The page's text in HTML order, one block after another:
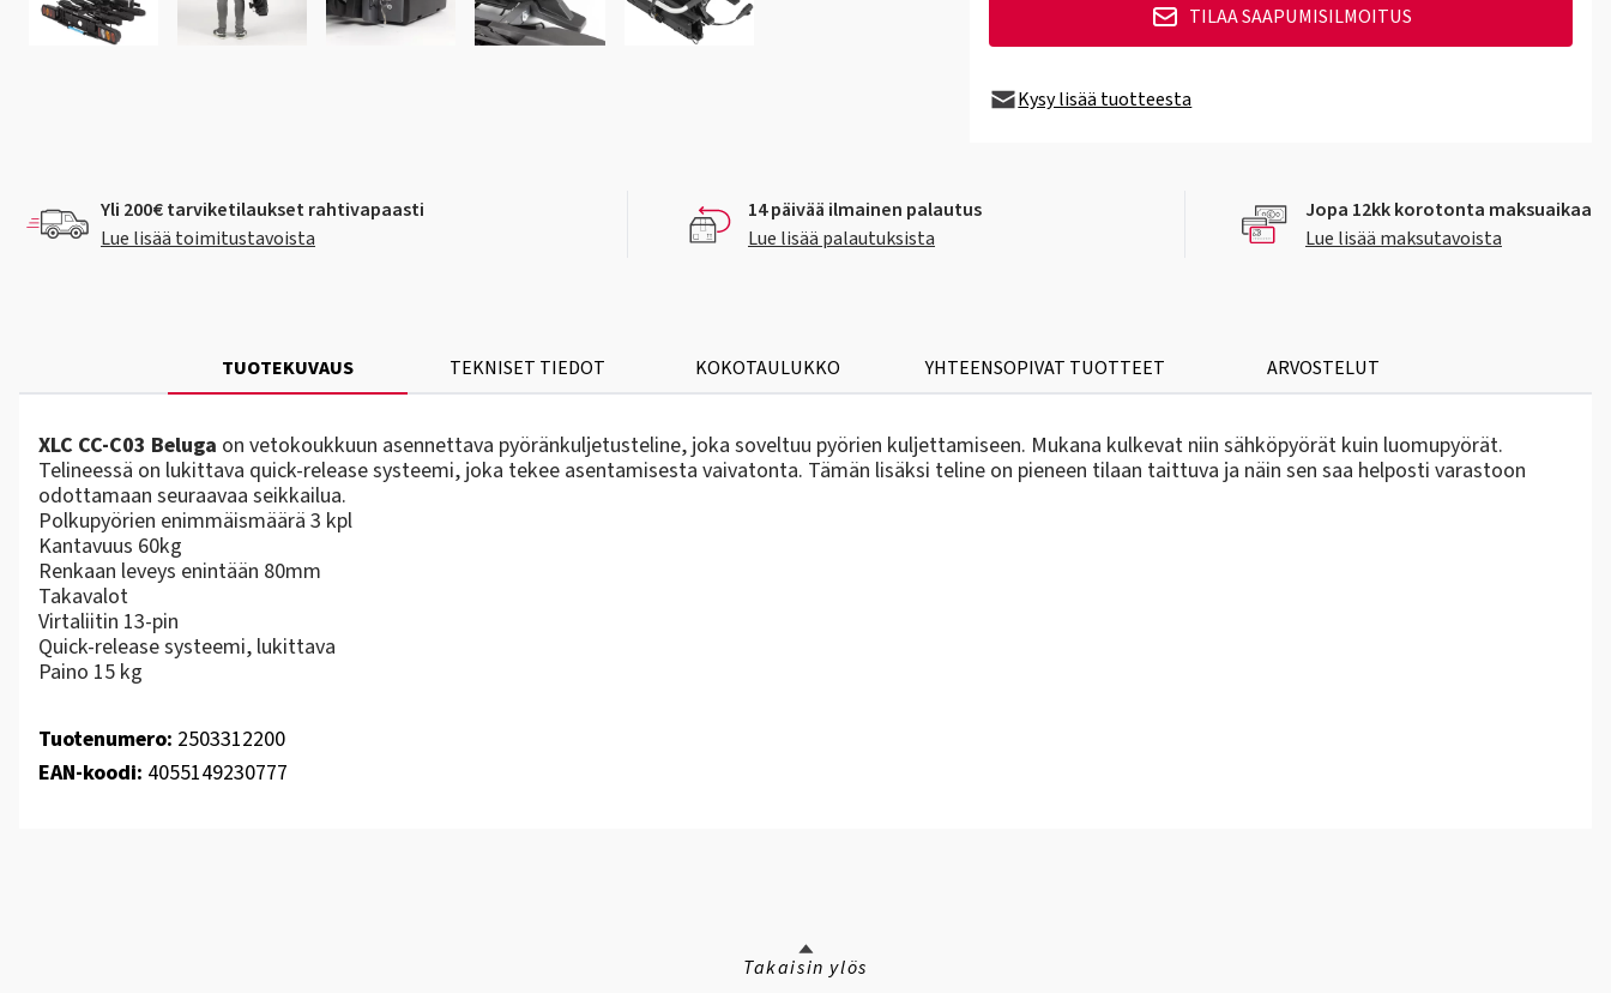
TILAA SAAPUMISILMOITUS
Kysy lisää tuotteesta
Yli 200€ tarviketilaukset rahtivapaasti
Lue lisää toimitustavoista
14 päivää ilmainen palautus
Lue lisää palautuksista
Jopa 12kk korotonta maksuaikaa
Lue lisää maksutavoista
TUOTEKUVAUS TEKNISET TIEDOT KOKOTAULUKKO YHTEENSOPIVAT TUOTTEET ARVOSTELUT
XLC CC-C03 Beluga on vetokoukkuun asennettava pyöränkuljetusteline, joka soveltuu pyörien kuljettamiseen. Mukana kulkevat niin sähköpyörät kuin luomupyörät.
Telineessä on lukittava quick-release systeemi, joka tekee asentamisesta vaivatonta. Tämän lisäksi teline on pieneen tilaan taittuva ja näin sen saa helposti varastoon
odottamaan seuraavaa seikkailua.
Polkupyörien enimmäismäärä 3 kpl
Kantavuus 60kg
Renkaan leveys enintään 80mm
Takavalot
Virtaliitin 13-pin
Quick-release systeemi, lukittava
Paino 15 kg
Tuotenumero: 2503312200
EAN-koodi: 4055149230777
Takaisin ylös